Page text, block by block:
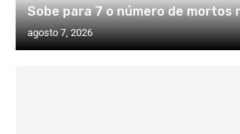
Sobe para 7 o número de mortos
agosto 7, 2026